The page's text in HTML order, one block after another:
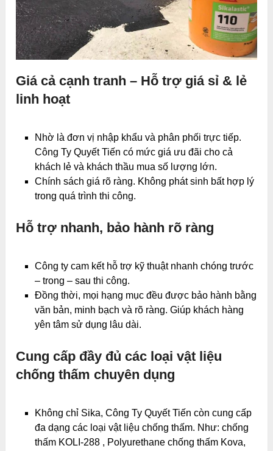
Giá cả cạnh tranh – Hỗ trợ giá sỉ & lẻ
linh hoạt
Nhờ là đơn vị nhập khẩu và phân phối trực tiếp.
Công Ty Quyết Tiến có mức giá ưu đãi cho cả
khách lẻ và khách thầu mua số lượng lớn.
Chính sách giá rõ ràng. Không phát sinh bất hợp lý
trong quá trình thi công.
Hỗ trợ nhanh, bảo hành rõ ràng
Công ty cam kết hỗ trợ kỹ thuật nhanh chóng trước
– trong – sau thi công.
Đồng thời, mọi hạng mục đều được bảo hành bằng
văn bản, minh bạch và rõ ràng. Giúp khách hàng
yên tâm sử dụng lâu dài.
Cung cấp đầy đủ các loại vật liệu
chống thấm chuyên dụng
Không chỉ Sika, Công Ty Quyết Tiến còn cung cấp
đa dạng các loại vật liệu chống thấm. Như: chống
thấm KOLI-288 , Polyurethane chống thấm Kova,